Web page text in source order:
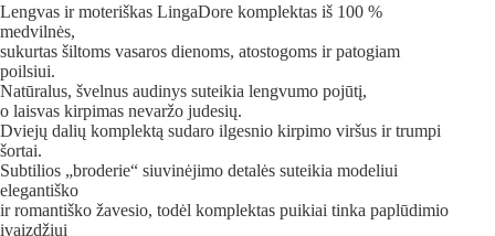
Lengvas ir moteriškas LingaDore komplektas iš 100 %
medvilnės,
sukurtas šiltoms vasaros dienoms, atostogoms ir patogiam
poilsiui.
Natūralus, švelnus audinys suteikia lengvumo pojūtį,
o laisvas kirpimas nevaržo judesių.
Dviejų dalių komplektą sudaro ilgesnio kirpimo viršus ir trumpi
šortai.
Subtilios „broderie“ siuvinėjimo detalės suteikia modeliui
elegantiško
ir romantiško žavesio, todėl komplektas puikiai tinka paplūdimio
įvaizdžiui